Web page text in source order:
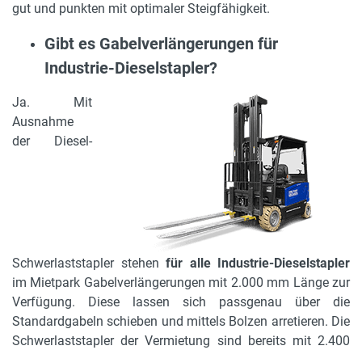
gut und punkten mit optimaler Steigfähigkeit.
Gibt es Gabelverlängerungen für
Industrie-Dieselstapler?
Ja. Mit
Ausnahme
der Diesel-
Schwerlaststapler stehen für alle Industrie-Dieselstapler
im Mietpark Gabelverlängerungen mit 2.000 mm Länge zur
Verfügung. Diese lassen sich passgenau über die
Standardgabeln schieben und mittels Bolzen arretieren. Die
Schwerlaststapler der Vermietung sind bereits mit 2.400